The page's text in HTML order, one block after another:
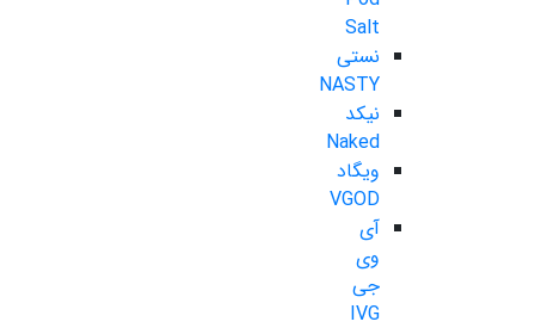
Salt
نستی
NASTY
نیکد
Naked
ویگاد
VGOD
آی
وی
جی
IVG